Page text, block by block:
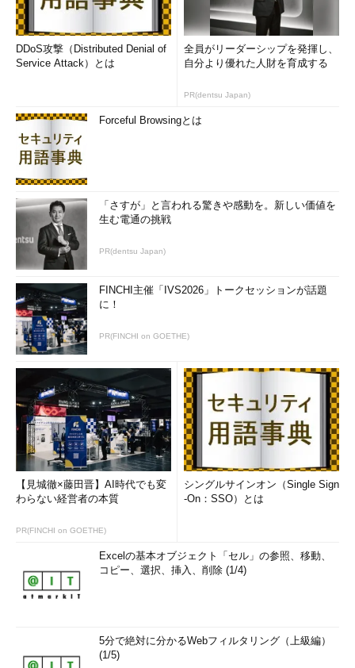
DDoS攻撃（Distributed Denial of
Service Attack）とは
全員がリーダーシップを発揮し、
自分より優れた人財を育成する
PR(dentsu Japan)
Forceful Browsingとは
「さすが」と言われる驚きや感動を。新しい価値を
生む電通の挑戦
PR(dentsu Japan)
FINCHI主催「IVS2026」トークセッションが話題
に！
PR(FINCHI on GOETHE)
【見城徹×藤田晋】AI時代でも変
わらない経営者の本質
PR(FINCHI on GOETHE)
シングルサインオン（Single Sign
-On：SSO）とは
Excelの基本オブジェクト「セル」の参照、移動、
コピー、選択、挿入、削除 (1/4)
5分で絶対に分かるWebフィルタリング（上級編）
(1/5)